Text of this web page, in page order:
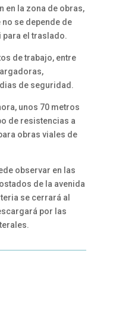
en la zona de obras,
se depende de
el traslado.
de trabajo, entre
de seguridad.
unos 70 metros
de resistencias a
obras viales de
observar en las
de la avenida
se cerrará al
por las